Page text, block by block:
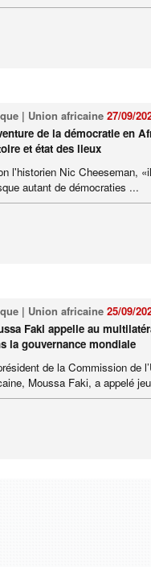
| Union africaine 27/09/
de la démocratie en
et état des lieux
l'historien Nic Cheeseman,
autant de démocraties ...
| Union africaine 25/09/
Faki appelle au
la gouvernance mondiale
de la Commission de
Moussa Faki, a appelé